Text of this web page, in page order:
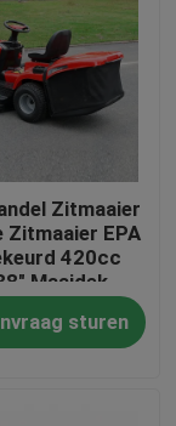
Zitmaaier
Zitmaaier EPA
420cc
Maaidek
Tractor
sturen